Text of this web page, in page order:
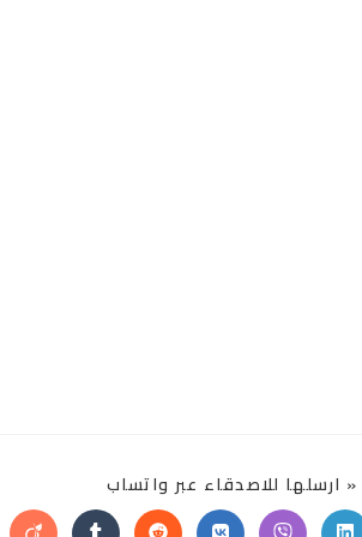
للاصدقاء عبر واتسابSHARE
THIS